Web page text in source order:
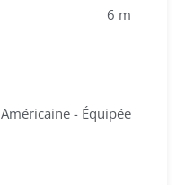
6 m
Américaine - Équipée